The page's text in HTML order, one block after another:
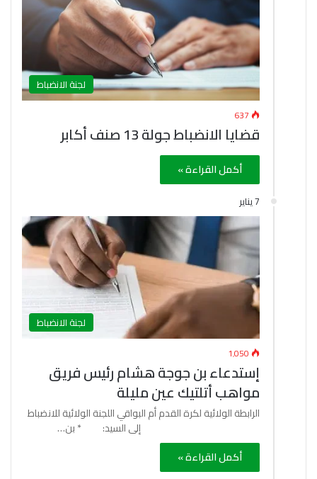
لجنة الانضباط
637
قضايا الانضباط جولة 13 صنف أكابر
أكمل القراءة »
7 يناير
لجنة الانضباط
1٬050
إستدعاء بن جوجة هشام رئيس فريق
مواهب أتلتيك عين مليلة
الرابطة الولائية لكرة القدم أم البواقي اللجنة الولائية للانضباط
إلى السيد: * بن…
أكمل القراءة »